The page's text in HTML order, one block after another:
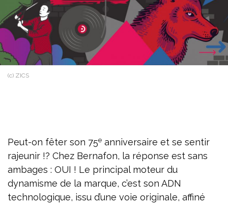
(c) ZICS
Peut-on fêter son 75e anniversaire et se sentir
rajeunir !? Chez Bernafon, la réponse est sans
ambages : OUI ! Le principal moteur du
dynamisme de la marque, c’est son ADN
technologique, issu d’une voie originale, affiné